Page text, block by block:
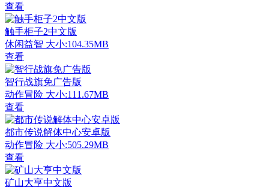
查看
触手柜子2中文版
休闲益智 大小:104.35MB
查看
智行战旗免广告版
动作冒险 大小:111.67MB
查看
都市传说解体中心安卓版
动作冒险 大小:505.29MB
查看
矿山大亨中文版